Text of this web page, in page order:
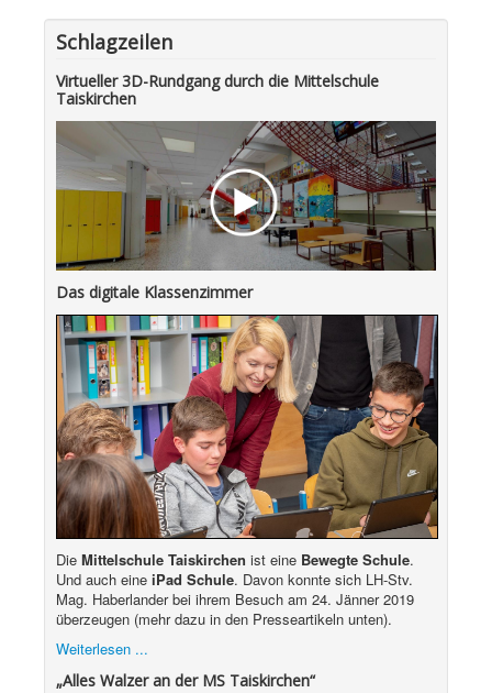
Schlagzeilen
Virtueller 3D-Rundgang durch die Mittelschule
Taiskirchen
Das digitale Klassenzimmer
Die Mittelschule Taiskirchen ist eine Bewegte Schule.
Und auch eine iPad Schule. Davon konnte sich LH-Stv.
Mag. Haberlander bei ihrem Besuch am 24. Jänner 2019
überzeugen (mehr dazu in den Presseartikeln unten).
Weiterlesen ...
„Alles Walzer an der MS Taiskirchen“